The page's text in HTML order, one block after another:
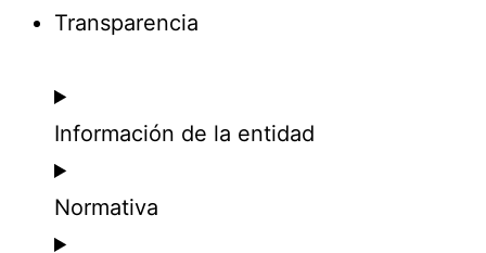
Transparencia
Información de la entidad
Normativa